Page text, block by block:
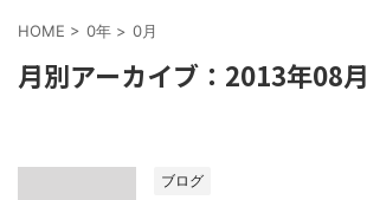
HOME > 0年 > 0月
月別アーカイブ：2013年08月
ブログ